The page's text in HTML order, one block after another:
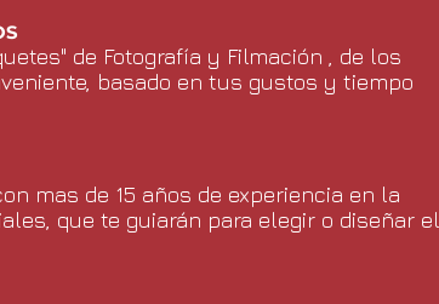
de Fotografía y Filmación , de los
basado en tus gustos y tiempo
mas de 15 años de experiencia en la
que te guiarán para elegir o diseñar el